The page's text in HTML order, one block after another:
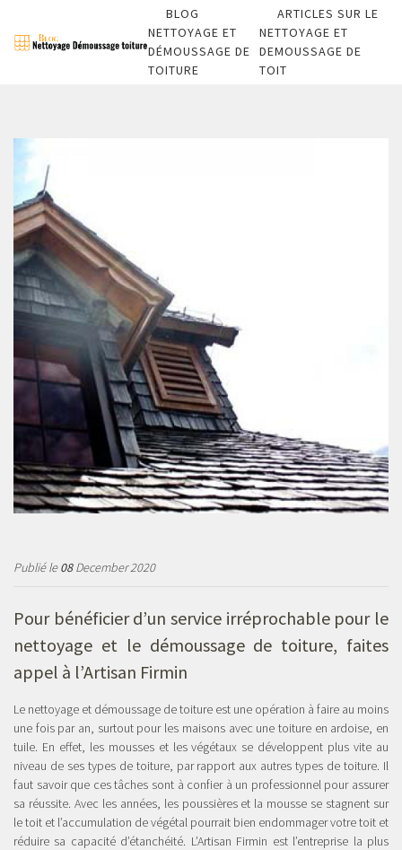
BLOG
NETTOYAGE ET
DÉMOUSSAGE DE
TOITURE
ARTICLES SUR LE
NETTOYAGE ET
DEMOUSSAGE DE
TOIT
Publié le08December 2020
Pour bénéficier d’un service irréprochable pour le
nettoyage et le démoussage de toiture, faites
appel à l’Artisan Firmin
Le nettoyage et démoussage de toiture est une opération à faire au moins
une fois par an, surtout pour les maisons avec une toiture en ardoise, en
tuile. En effet, les mousses et les végétaux se développent plus vite au
niveau de ses types de toiture, par rapport aux autres types de toiture. Il
faut savoir que ces tâches sont à confier à un professionnel pour assurer
sa réussite. Avec les années, les poussières et la mousse se stagnent sur
le toit et l’accumulation de végétal pourrait bien endommager votre toit et
réduire sa capacité d’étanchéité. L’Artisan Firmin est l’entreprise la plus